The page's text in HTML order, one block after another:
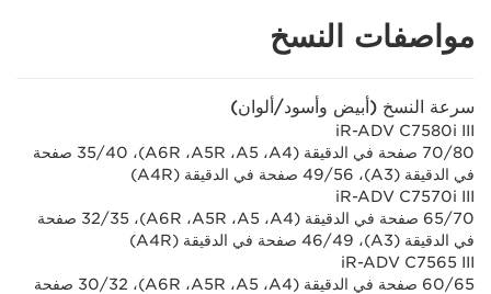
مواصفات النسخ
سرعة النسخ (أبيض وأسود/ألوان)
iR-ADV C7580i III
‏80/‏70 صفحة في الدقيقة (A4، ‏A5، ‏A5R، ‏A6R)، 40/‏35 صفحة
في الدقيقة (A3)، ‏56/‏49 صفحة في الدقيقة (A4R)
iR-ADV C7570i III
70/‏65 صفحة في الدقيقة (A4، ‏A5، ‏A5R، ‏A6R)، 35/‏32 صفحة
في الدقيقة (A3)، ‏49/‏46 صفحة في الدقيقة (A4R)
iR-ADV C7565 III
65/‏60 صفحة في الدقيقة (A4، ‏A5، ‏A5R، ‏A6R)، 32/‏30 صفحة